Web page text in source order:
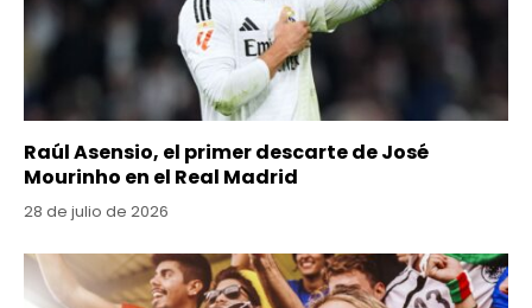
Raúl Asensio, el primer descarte de José
Mourinho en el Real Madrid
28 de julio de 2026